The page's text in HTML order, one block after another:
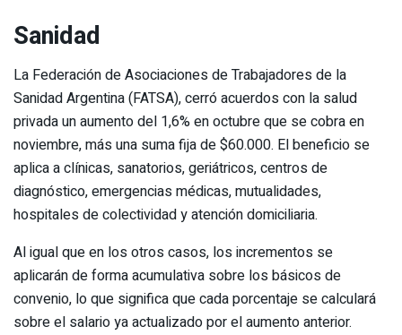
Sanidad
La Federación de Asociaciones de Trabajadores de la
Sanidad Argentina (FATSA), cerró acuerdos con la salud
privada un aumento del 1,6% en octubre que se cobra en
noviembre, más una suma fija de $60.000. El beneficio se
aplica a clínicas, sanatorios, geriátricos, centros de
diagnóstico, emergencias médicas, mutualidades,
hospitales de colectividad y atención domiciliaria.
Al igual que en los otros casos, los incrementos se
aplicarán de forma acumulativa sobre los básicos de
convenio, lo que significa que cada porcentaje se calculará
sobre el salario ya actualizado por el aumento anterior.